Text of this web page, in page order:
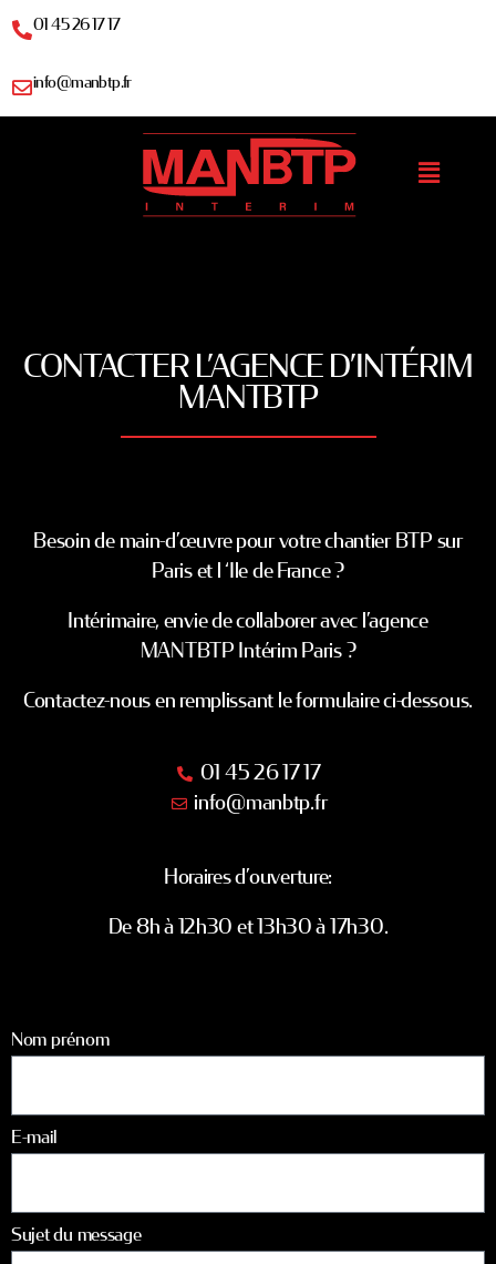
01 45 26 17 17
info@manbtp.fr
CONTACTER L’AGENCE D’INTÉRIM
MANTBTP
Besoin de main-d’œuvre pour votre chantier BTP sur
Paris et l ‘Ile de France ?
Intérimaire, envie de collaborer avec l’agence
MANTBTP Intérim Paris ?
Contactez-nous en remplissant le formulaire ci-dessous.
01 45 26 17 17
info@manbtp.fr
Horaires d’ouverture:
De 8h à 12h30 et 13h30 à 17h30.
Nom prénom
E-mail
Sujet du message